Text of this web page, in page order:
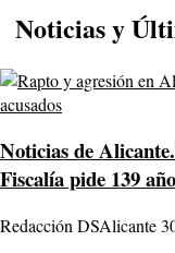
Noticias y
Noticias de Alicante.
Fiscalía pide 139
Redacción DSAlicante